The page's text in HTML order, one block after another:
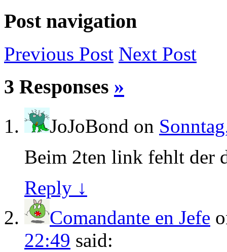
Post navigation
Previous Post Next Post
3 Responses »
JoJoBond on
Beim 2ten link fehlt der
Reply ↓
Comandante en Jefe
22:49 said: